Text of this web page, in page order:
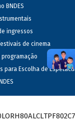
BNDES
ingressos
de cinema
programação
para Escolha de